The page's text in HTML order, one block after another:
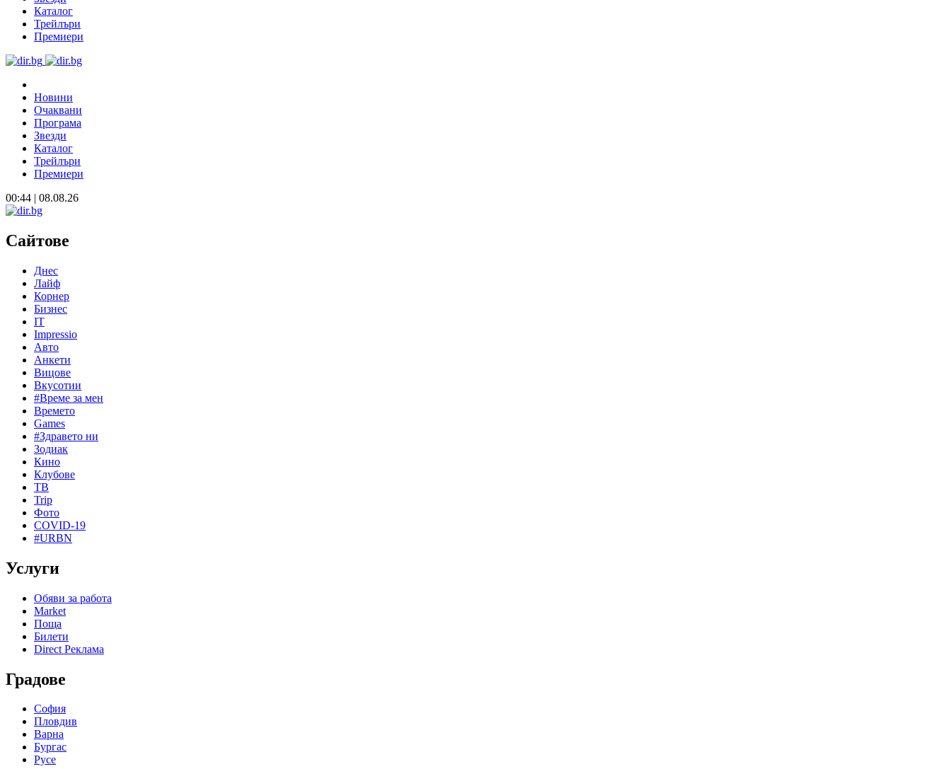
Каталог
Трейлъри
Премиери
Новини
Очаквани
Програма
Звезди
Каталог
Трейлъри
Премиери
00:44 | 08.08.26
Сайтове
Днес
Лайф
Корнер
Бизнес
IT
Impressio
Авто
Анкети
Вицове
Вкусотии
#Време за мен
Времето
Games
#Здравето ни
Зодиак
Кино
Клубове
ТВ
Trip
Фото
COVID-19
#URBN
Услуги
Обяви за работа
Market
Поща
Билети
Direct Реклама
Градове
София
Пловдив
Варна
Бургас
Русе